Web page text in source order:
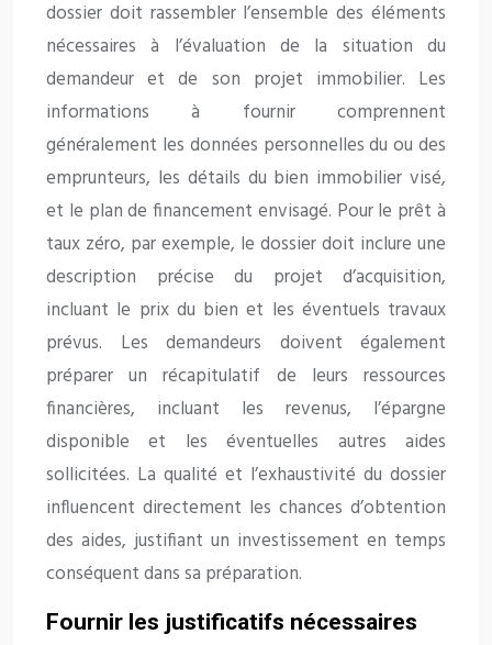
dossier doit rassembler l’ensemble des éléments
nécessaires à l’évaluation de la situation du
demandeur et de son projet immobilier. Les
informations à fournir comprennent
généralement les données personnelles du ou des
emprunteurs, les détails du bien immobilier visé,
et le plan de financement envisagé. Pour le prêt à
taux zéro, par exemple, le dossier doit inclure une
description précise du projet d’acquisition,
incluant le prix du bien et les éventuels travaux
prévus. Les demandeurs doivent également
préparer un récapitulatif de leurs ressources
financières, incluant les revenus, l’épargne
disponible et les éventuelles autres aides
sollicitées. La qualité et l’exhaustivité du dossier
influencent directement les chances d’obtention
des aides, justifiant un investissement en temps
conséquent dans sa préparation.
Fournir les justificatifs nécessaires